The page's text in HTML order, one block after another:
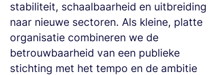
stabiliteit, schaalbaarheid en uitbreiding
naar nieuwe sectoren. Als kleine, platte
organisatie combineren we de
betrouwbaarheid van een publieke
stichting met het tempo en de ambitie